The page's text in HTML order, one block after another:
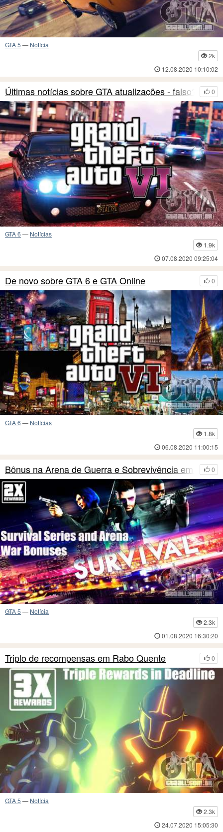
GTA 5 — Notícia
2k
12.08.2020 10:10:02
0
Últimas notícias sobre GTA atualizações - falso?
GTA 6 — Notícias
1.9k
07.08.2020 09:25:04
0
De novo sobre GTA 6 e GTA Online
GTA 6 — Notícias
1.8k
06.08.2020 11:00:15
0
Bônus na Arena de Guerra e Sobrevivência em Séri
GTA 5 — Notícia
2.3k
01.08.2020 16:30:20
0
Triplo de recompensas em Rabo Quente
GTA 5 — Notícia
2.3k
24.07.2020 15:05:30